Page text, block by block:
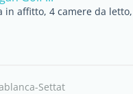
in affitto, 4 camere da
Settat